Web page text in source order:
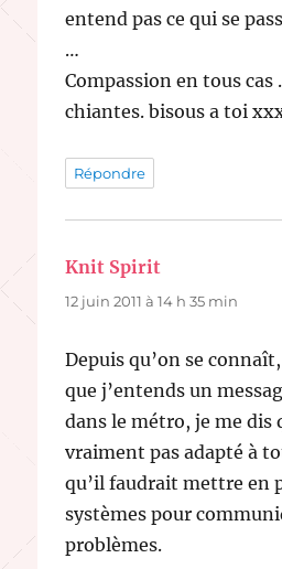
entend pas ce qui se
…
Compassion en tous
chiantes. bisous a toi
Répondre
Knit Spirit
12 juin 2011 à 14 h 35 min
Depuis qu’on se
que j’entends un
dans le métro, je me dis
vraiment pas adapté à
qu’il faudrait mettre en
systèmes pour
problèmes.